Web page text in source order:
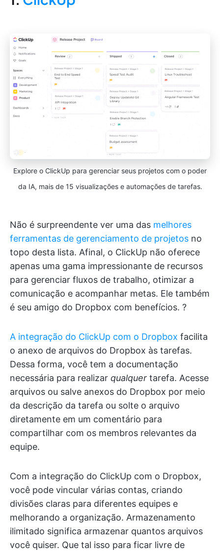
Explore o ClickUp para gerenciar seus projetos com o poder
da IA, mais de 15 visualizações e automações de tarefas.
Não é surpreendente ver uma das melhores
ferramentas de gerenciamento de projetos no
topo desta lista. Afinal, o ClickUp não oferece
apenas uma gama impressionante de recursos
para gerenciar fluxos de trabalho, otimizar a
comunicação e acompanhar metas. Ele também
é seu amigo do Dropbox com benefícios. ?
A integração do ClickUp com o Dropbox facilita
o anexo de arquivos do Dropbox às tarefas.
Dessa forma, você tem a documentação
necessária para realizar qualquer tarefa. Acesse
arquivos ou salve anexos do Dropbox por meio
da descrição da tarefa ou solte o arquivo
diretamente em um comentário para
compartilhar com os membros relevantes da
equipe.
Com a integração do ClickUp com o Dropbox,
você pode vincular várias contas, criando
divisões claras para diferentes equipes e
melhorando a organização. Armazenamento
ilimitado significa armazenar quantos arquivos
você quiser. Que tal isso para ficar livre de